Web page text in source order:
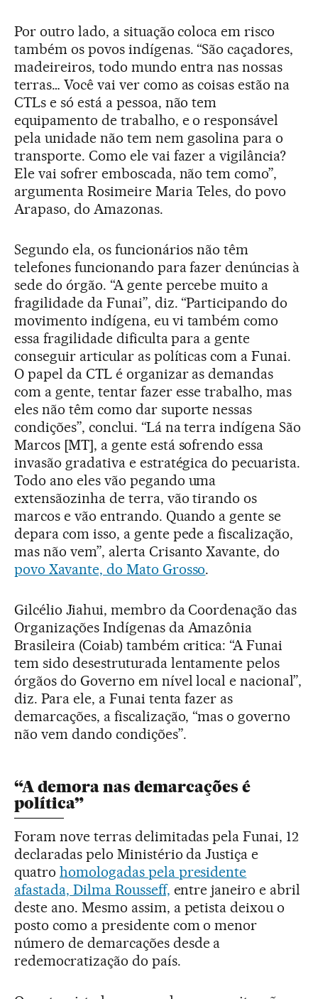
Por outro lado, a situação coloca em risco
também os povos indígenas. “São caçadores,
madeireiros, todo mundo entra nas nossas
terras… Você vai ver como as coisas estão na
CTLs e só está a pessoa, não tem
equipamento de trabalho, e o responsável
pela unidade não tem nem gasolina para o
transporte. Como ele vai fazer a vigilância?
Ele vai sofrer emboscada, não tem como”,
argumenta Rosimeire Maria Teles, do povo
Arapaso, do Amazonas.
Segundo ela, os funcionários não têm
telefones funcionando para fazer denúncias à
sede do órgão. “A gente percebe muito a
fragilidade da Funai”, diz. “Participando do
movimento indígena, eu vi também como
essa fragilidade dificulta para a gente
conseguir articular as políticas com a Funai.
O papel da CTL é organizar as demandas
com a gente, tentar fazer esse trabalho, mas
eles não têm como dar suporte nessas
condições”, conclui. “Lá na terra indígena São
Marcos [MT], a gente está sofrendo essa
invasão gradativa e estratégica do pecuarista.
Todo ano eles vão pegando uma
extensãozinha de terra, vão tirando os
marcos e vão entrando. Quando a gente se
depara com isso, a gente pede a fiscalização,
mas não vem”, alerta Crisanto Xavante, do
povo Xavante, do Mato Grosso.
Gilcélio Jiahui, membro da Coordenação das
Organizações Indígenas da Amazônia
Brasileira (Coiab) também critica: “A Funai
tem sido desestruturada lentamente pelos
órgãos do Governo em nível local e nacional”,
diz. Para ele, a Funai tenta fazer as
demarcações, a fiscalização, “mas o governo
não vem dando condições”.
“A demora nas demarcações é
política”
Foram nove terras delimitadas pela Funai, 12
declaradas pelo Ministério da Justiça e
quatro homologadas pela presidente
afastada, Dilma Rousseff, entre janeiro e abril
deste ano. Mesmo assim, a petista deixou o
posto como a presidente com o menor
número de demarcações desde a
redemocratização do país.